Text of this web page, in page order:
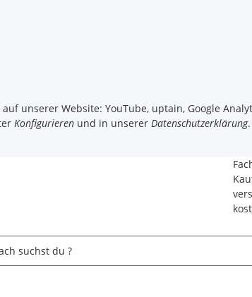
unserer Website: YouTube, uptain, Google
Konfigurieren und in unserer Datenschutzerklärung.